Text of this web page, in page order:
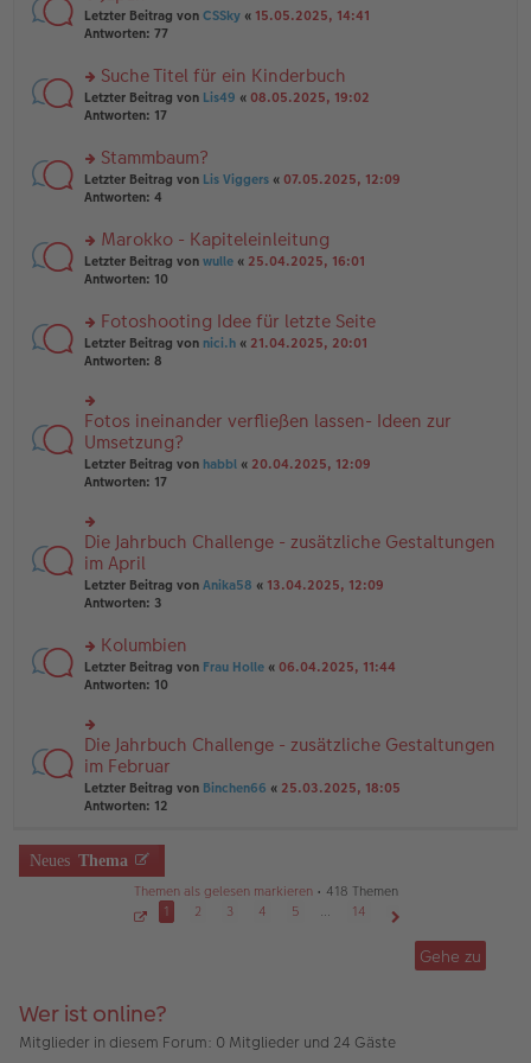
a
g
n
er
tr
a
g
n
g
el
e
n
er
tr
a
g
rs
te
n
g
el
e
n
er
tr
a
g
Letzter Beitrag von CSSky « 15.05.2025, 14:41
Antworten: 77
rs
te
n
g
el
e
n
er
tr
a
g
Suche Titel für ein Kinderbuch
Letzter Beitrag von Lis49 « 08.05.2025, 19:02
Antworten: 17
rs
te
n
g
el
e
n
er
tr
a
g
Stammbaum?
Letzter Beitrag von Lis Viggers « 07.05.2025, 12:09
Antworten: 4
rs
te
n
g
el
e
n
er
B
ei
tr
g
Marokko - Kapiteleinleitung
Letzter Beitrag von wulle « 25.04.2025, 16:01
Antworten: 10
rs
te
u
n
g
el
es
e
er
B
ei
tr
a
g
Fotoshooting Idee für letzte Seite
Letzter Beitrag von nici.h « 21.04.2025, 20:01
Antworten: 8
rs
te
r
u
n
el
es
e
n
er
tr
a
g
Fotos ineinander verfließen lassen- Ideen zur
Umsetzung?
Letzter Beitrag von habbl « 20.04.2025, 12:09
Antworten: 17
rs
te
r
u
n
el
es
e
er
B
ei
tr
a
g
Die Jahrbuch Challenge - zusätzliche Gestaltungen
im April
Letzter Beitrag von Anika58 « 13.04.2025, 12:09
Antworten: 3
rs
te
u
n
g
el
es
e
er
B
ei
Kolumbien
Letzter Beitrag von Frau Holle « 06.04.2025, 11:44
Antworten: 10
rs
te
r
u
n
el
es
g
Die Jahrbuch Challenge - zusätzliche Gestaltungen
im Februar
Letzter Beitrag von Binchen66 « 25.03.2025, 18:05
Antworten: 12
Neues Thema
Themen als gelesen markieren• 418 Themen
v
o
n
1
1 2 3 4 5 …
14
Gehe zu
Wer ist online?
Mitglieder in diesem Forum: 0 Mitglieder und 24 Gäste